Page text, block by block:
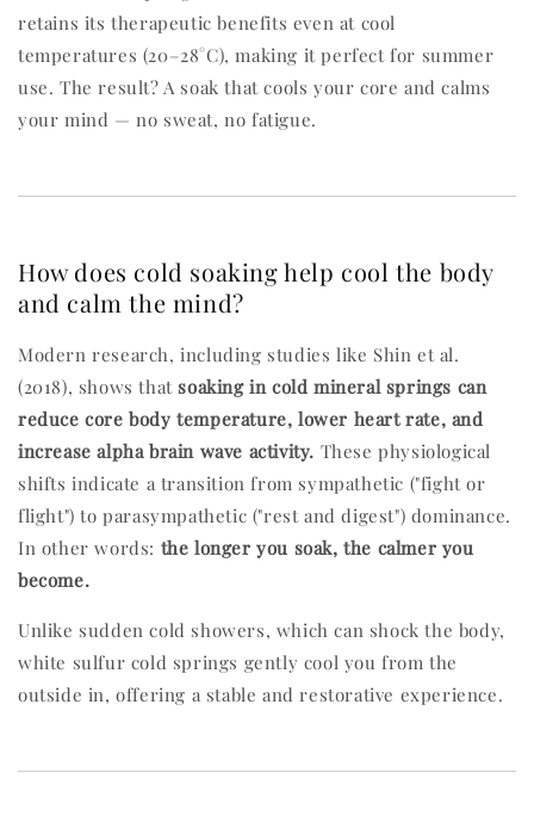
retains its therapeutic benefits even at cool
temperatures (20–28°C), making it perfect for summer
use. The result? A soak that cools your core and calms
your mind — no sweat, no fatigue.
How does cold soaking help cool the body
and calm the mind?
Modern research, including studies like Shin et al.
(2018), shows that soaking in cold mineral springs can
reduce core body temperature, lower heart rate, and
increase alpha brain wave activity. These physiological
shifts indicate a transition from sympathetic ("fight or
flight") to parasympathetic ("rest and digest") dominance.
In other words: the longer you soak, the calmer you
become.
Unlike sudden cold showers, which can shock the body,
white sulfur cold springs gently cool you from the
outside in, offering a stable and restorative experience.